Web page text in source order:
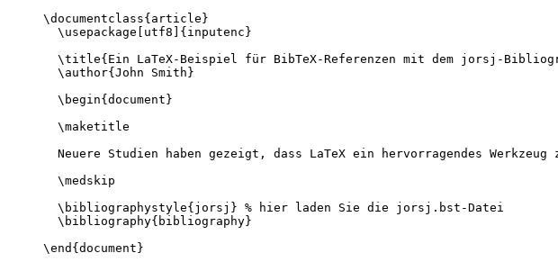
\documentclass{ article }
\usepackage
utf8 ]{ inputenc }
\title{Ein LaTeX-Beispiel für BibTeX-Referenzen mit dem jorsj-
\author{John Smith}
\begin{ document }
\maketitle
Neuere Studien haben gezeigt, dass LaTeX ein hervorragendes
\medskip
\bibliographystyle{jorsj} % hier laden Sie die jorsj.bst-Datei
\bibliography{bibliography}
\end { document }